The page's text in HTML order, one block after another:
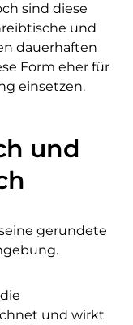
sind diese
und
dauerhaften
Form eher für
einsetzen.
und
gerundete
und wirkt